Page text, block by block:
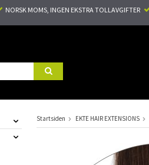
NORSK MOMS, INGEN EKSTRA TOLLAVGIFTER ​ ​
Startsiden EKTE HAIR EXTENSIONS